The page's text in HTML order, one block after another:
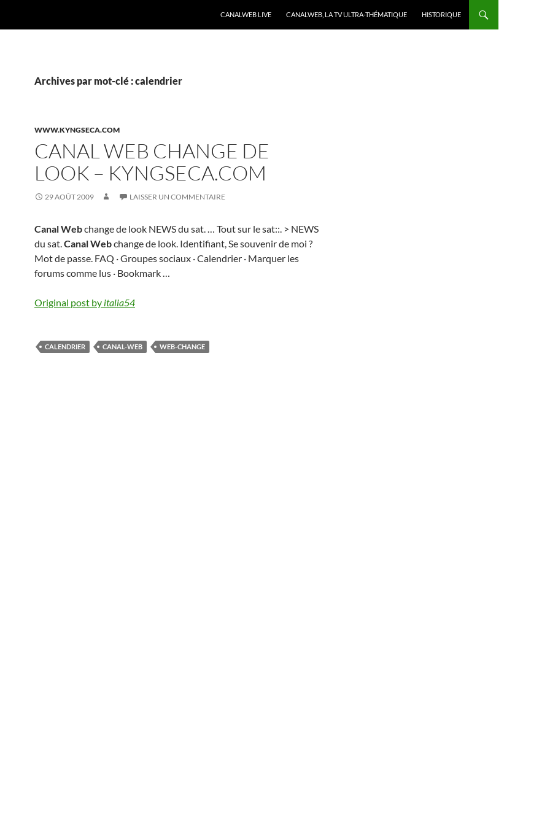
CANALWEB LIVE CANALWEB, LA TV ULTRA-THÉMATIQUE HISTORIQUE
Archives par mot-clé : calendrier
WWW.KYNGSECA.COM
CANAL WEB CHANGE DE
LOOK – KYNGSECA.COM
29 AOÛT 2009 LAISSER UN COMMENTAIRE
Canal Webchange de look NEWS du sat. … Tout sur le sat::. > NEWS
du sat.Canal Webchange de look. Identifiant, Se souvenir de moi ?
Mot de passe. FAQ · Groupes sociaux · Calendrier · Marquer les
forums comme lus · Bookmark …
Original post by italia54
CALENDRIER CANAL-WEB WEB-CHANGE